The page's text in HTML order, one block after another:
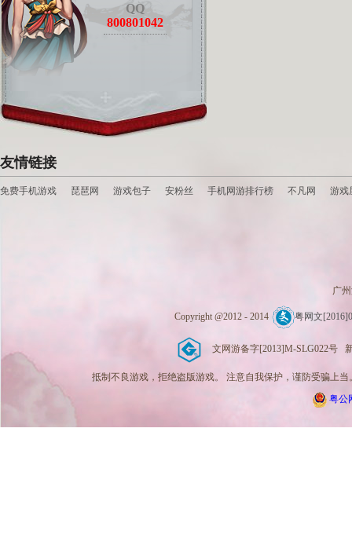
QQ
800801042
友情链接
免费手机游戏 琵琶网 游戏包子 安粉丝 手机网游排行榜 不凡网 游戏
广
Copyright @2012 - 2014 粤网文
文网游备字[2013]M-SLG022号
抵制不良游戏，拒绝盗版游戏。 注意自我保护，谨防受骗上
粤公